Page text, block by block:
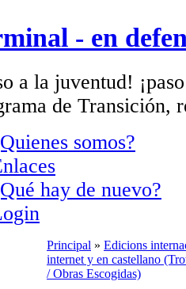
- en
a la juventud!
de Transición,
somos?
hay de nuevo?
Principal » Edicions
internet y en castellano
/ Obras Escogidas)